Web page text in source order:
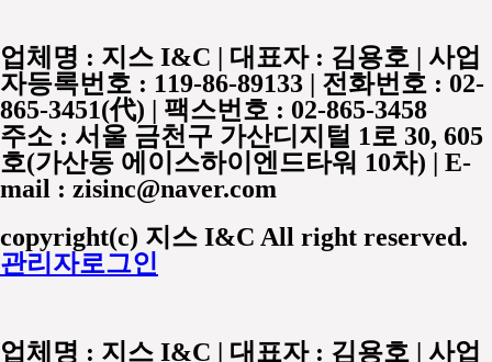
업체명 : 지스 I&C | 대표자 : 김용호 | 사업
자등록번호 : 119-86-89133 | 전화번호 : 02-
865-3451(代) | 팩스번호 : 02-865-3458
주소 : 서울 금천구 가산디지털 1로 30, 605
호(가산동 에이스하이엔드타워 10차) | E-
mail : zisinc@naver.com
copyright(c) 지스 I&C All right reserved.
관리자로그인
업체명 : 지스 I&C | 대표자 : 김용호 | 사업